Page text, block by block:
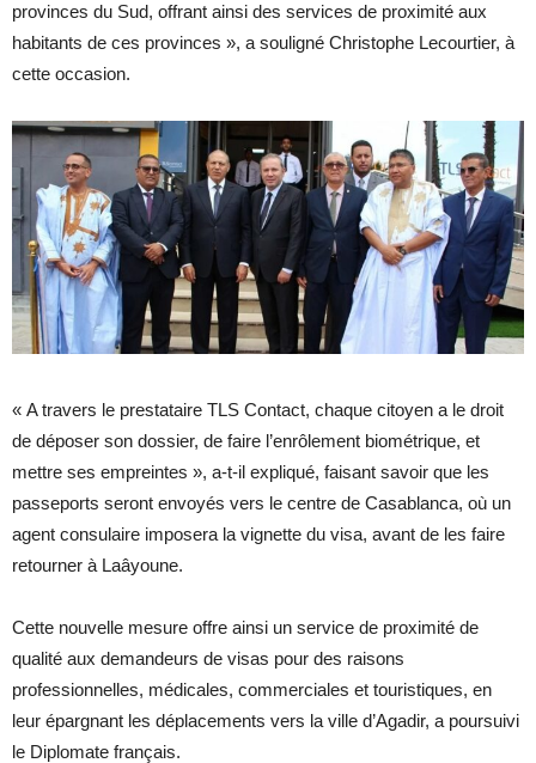
provinces du Sud, offrant ainsi des services de proximité aux
habitants de ces provinces », a souligné Christophe Lecourtier, à
cette occasion.
« A travers le prestataire TLS Contact, chaque citoyen a le droit
de déposer son dossier, de faire l’enrôlement biométrique, et
mettre ses empreintes », a-t-il expliqué, faisant savoir que les
passeports seront envoyés vers le centre de Casablanca, où un
agent consulaire imposera la vignette du visa, avant de les faire
retourner à Laâyoune.
Cette nouvelle mesure offre ainsi un service de proximité de
qualité aux demandeurs de visas pour des raisons
professionnelles, médicales, commerciales et touristiques, en
leur épargnant les déplacements vers la ville d’Agadir, a poursuivi
le Diplomate français.